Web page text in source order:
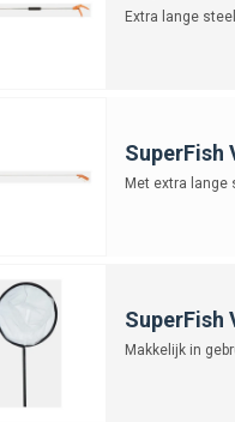
Extra lange steel
SuperFish
Met extra lange
SuperFish
Makkelijk in